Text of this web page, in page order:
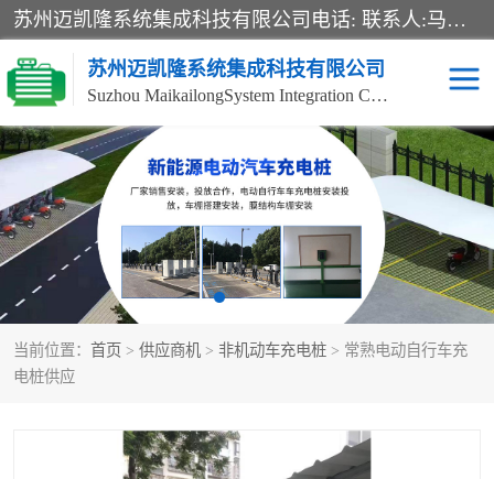
苏州迈凯隆系统集成科技有限公司电话: 联系人:马杰森 销售安装视频监控、报警系统、电话交换机、门禁考勤、巡更系统、呼叫对讲系统、停车场道闸、智能家居、广播系统、综合布线、办公设备、电子商务软件、网络工程、酒店门锁系列 系统集成、VOD视频点播、LED显示屏、节能产品、USP电源、收银机等弱电及智能化项目。
苏州迈凯隆系统集成科技有限公司
Suzhou MaikailongSystem Integration Co., Ltd.
当前位置： 首页 > 供应商机 > 非机动车充电桩 > 常熟电动自行车充
电桩供应
非机动车充电桩 电瓶车充电桩
电动自行车充电桩 两轮电动车充电桩
充电桩